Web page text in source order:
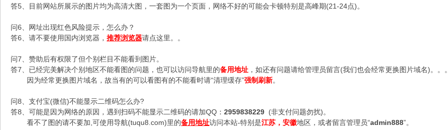
答5、目前网站所展示的图片均为高清大图，一套图为一个页面，网络不好的可能会卡顿特别是高峰期(21-24点)。
问6、网址出现红色风险提示，怎么办？
答6、请不要使用国内浏览器， 推荐浏览器请点这里。。
问7、赞助后有权限了但个别栏目不能看到图片。
答7、已经完美解决个别地区不能看图的问题，也可以访问导航里的备用地址 ，如还有问题请给管理员留言(我们也会经常更换图片域名)。。。
因为经常更换图片域名，故当有的可以看图有的不能看时请“清理缓存”强制刷新。
问8、支付宝(微信)不能显示二维码怎么办?
答8、可能是因为网络的原因，遇到扫码不能显示二维码的请加QQ： 2959838229 (非支付问题勿扰)。
看不了图的请不要加,可使用导航(tuqu8.com)里的备用地址访问本站-特别是江苏，安徽地区，或者留言管理员“admin888”。